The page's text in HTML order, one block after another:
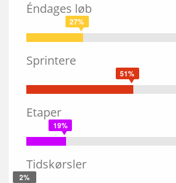
Éndages løb
27%
Sprintere
51%
Etaper
19%
Tidskørsler
2%